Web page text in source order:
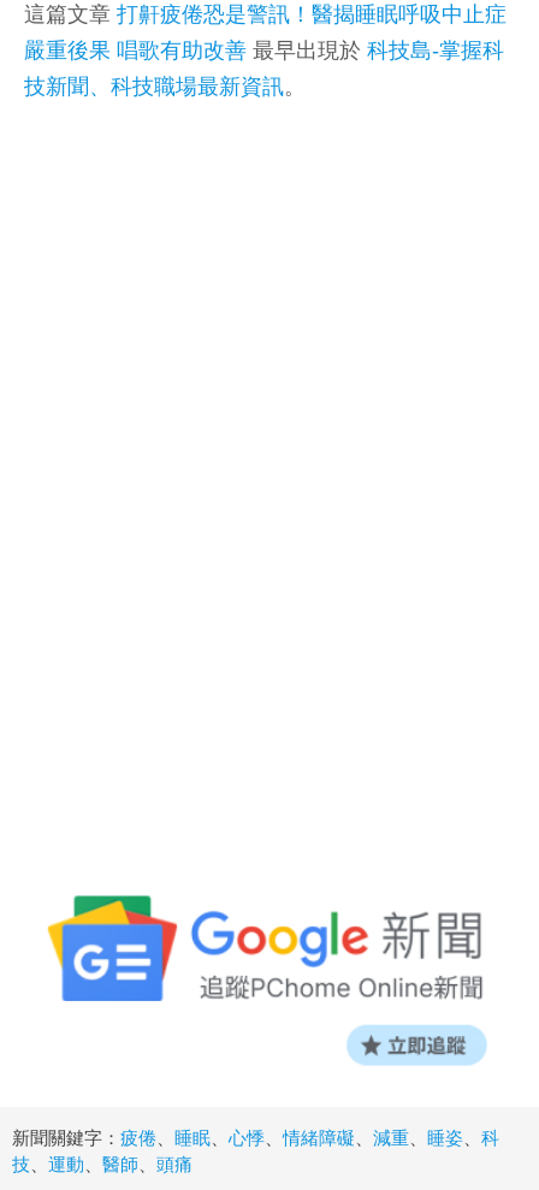
這篇文章 打鼾疲倦恐是警訊！醫揭睡眠呼吸中止症
嚴重後果 唱歌有助改善 最早出現於 科技島-掌握科
技新聞、科技職場最新資訊。
新聞關鍵字： 疲倦 睡眠 心悸 、情緒障礙 減重 睡姿
科
技
運動 醫師 頭痛